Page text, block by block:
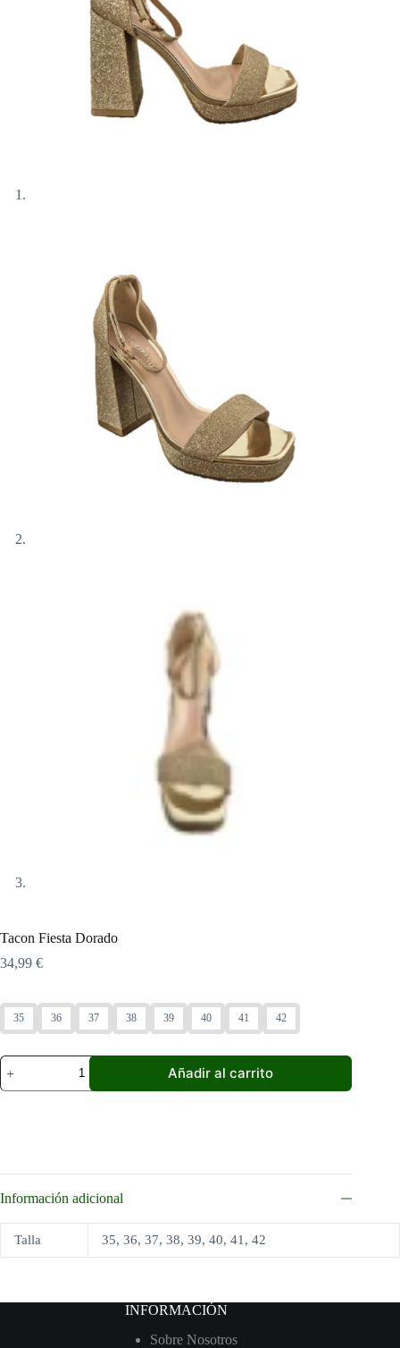
Tacon Fiesta Dorado
34,99 €
35 36 37 38 39 40 41 42
Tacon
Fiesta
Dorado
Añadir al carrito
Información adicional
Talla 35, 36, 37, 38, 39, 40, 41, 42
INFORMACIÓN
Sobre Nosotros